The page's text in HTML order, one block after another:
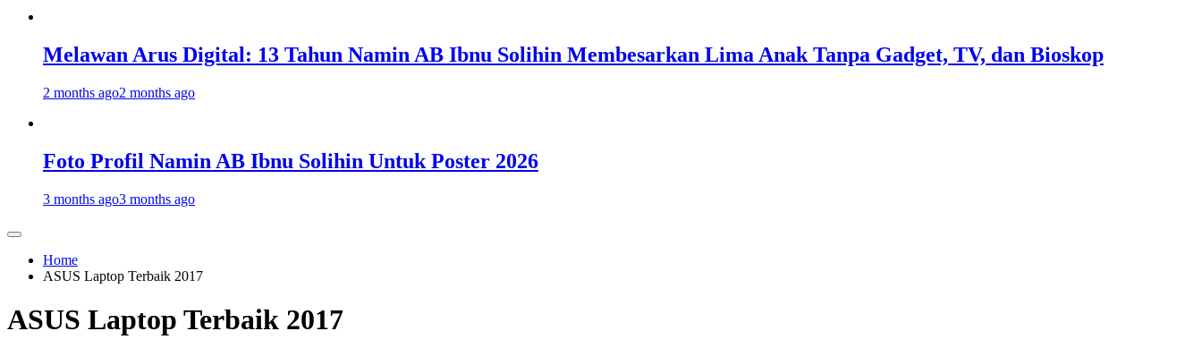
Melawan Arus Digital: 13 Tahun Namin AB Ibnu Solihin Membesarkan Lima Anak Tanpa Gadget, TV, dan Bioskop
2 months ago2 months ago
Foto Profil Namin AB Ibnu Solihin Untuk Poster 2026
3 months ago3 months ago
Home
ASUS Laptop Terbaik 2017
ASUS Laptop Terbaik 2017